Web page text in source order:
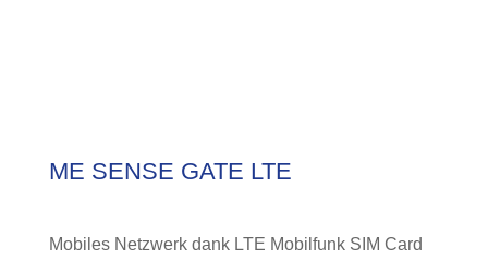
ME SENSE GATE LTE
Mobiles Netzwerk dank LTE Mobilfunk SIM Card